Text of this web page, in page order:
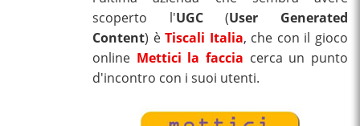
scoperto l'UGC(User Generated
Content) èTiscali Italia, che con il gioco
online Mettici la faccia cerca un punto
d'incontro con i suoi utenti.